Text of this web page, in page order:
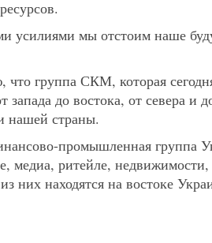
усилиями мы отстоим наше
что группа СКМ, которая
запада до востока, от севера и
нашей страны.
промышленная группа
медиа, ритейле,
них находятся на востоке